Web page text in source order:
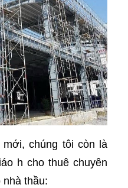
chúng tôi còn là
h cho thuê chuyên
nhà thầu: